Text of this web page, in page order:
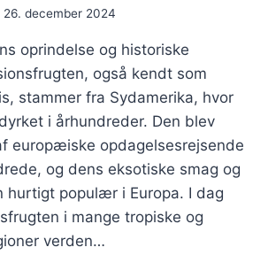
26. december 2024
oprindelse og historiske
også kendt som
stammer fra Sydamerika, hvor
i århundreder. Den blev
europæiske opdagelsesrejsende
og dens eksotiske smag og
hurtigt populær i Europa. I dag
i mange tropiske og
verden…